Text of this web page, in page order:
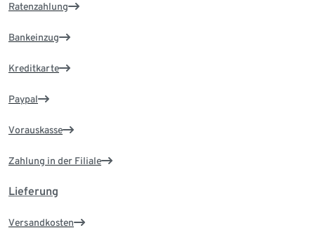
Ratenzahlung
Bankeinzug
Kreditkarte
Paypal
Vorauskasse
Zahlung in der Filiale
Lieferung
Versandkosten